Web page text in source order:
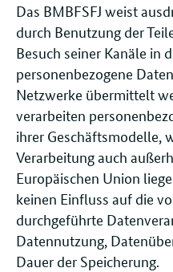
Das BMBFSFJ weist
durch Benutzung der
Besuch seiner Kanäle in
personenbezogene
Netzwerke übermittelt
verarbeiten
ihrer Geschäftsmodelle,
Verarbeitung auch
Europäischen Union
keinen Einfluss auf die
durchgeführte
Datennutzung,
Dauer der Speicherung.